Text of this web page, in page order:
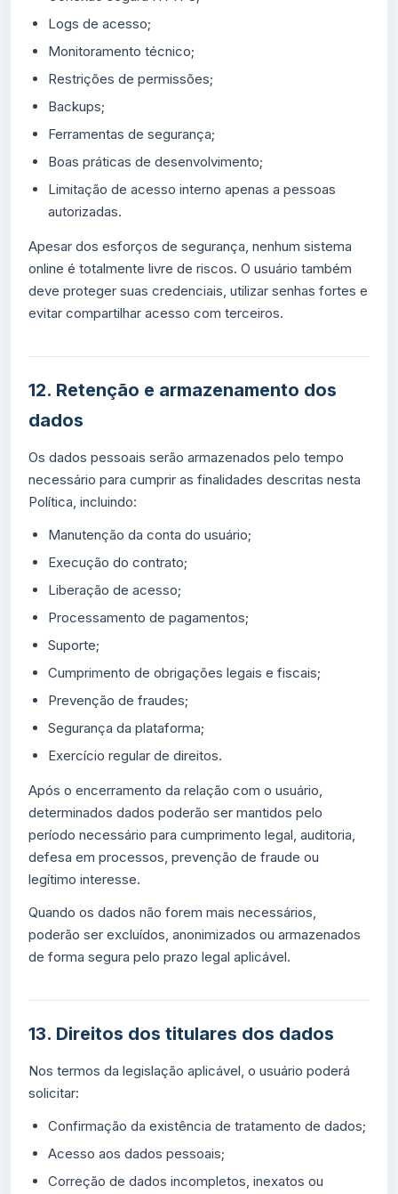
Logs de acesso;
Monitoramento técnico;
Restrições de permissões;
Backups;
Ferramentas de segurança;
Boas práticas de desenvolvimento;
Limitação de acesso interno apenas a pessoas
autorizadas.
Apesar dos esforços de segurança, nenhum sistema
online é totalmente livre de riscos. O usuário também
deve proteger suas credenciais, utilizar senhas fortes e
evitar compartilhar acesso com terceiros.
12. Retenção e armazenamento dos
dados
Os dados pessoais serão armazenados pelo tempo
necessário para cumprir as finalidades descritas nesta
Política, incluindo:
Manutenção da conta do usuário;
Execução do contrato;
Liberação de acesso;
Processamento de pagamentos;
Suporte;
Cumprimento de obrigações legais e fiscais;
Prevenção de fraudes;
Segurança da plataforma;
Exercício regular de direitos.
Após o encerramento da relação com o usuário,
determinados dados poderão ser mantidos pelo
período necessário para cumprimento legal, auditoria,
defesa em processos, prevenção de fraude ou
legítimo interesse.
Quando os dados não forem mais necessários,
poderão ser excluídos, anonimizados ou armazenados
de forma segura pelo prazo legal aplicável.
13. Direitos dos titulares dos dados
Nos termos da legislação aplicável, o usuário poderá
solicitar:
Confirmação da existência de tratamento de dados;
Acesso aos dados pessoais;
Correção de dados incompletos, inexatos ou